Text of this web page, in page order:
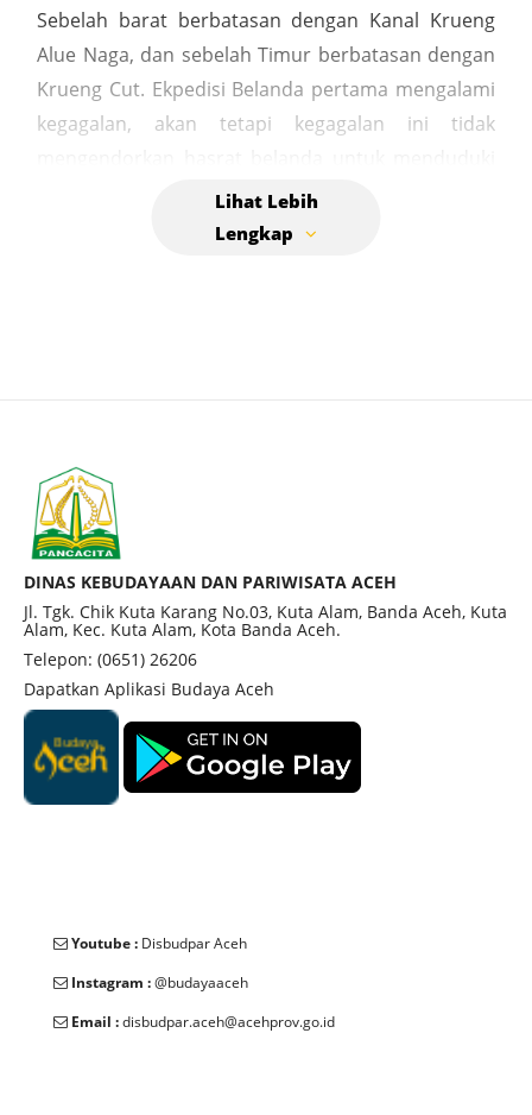
Sebelah barat berbatasan dengan Kanal Krueng
Alue Naga, dan sebelah Timur berbatasan dengan
Krueng Cut. Ekpedisi Belanda pertama mengalami
kegagalan, akan tetapi kegagalan ini tidak
wilayah kerajaan Aceh Darrusalam hal ini terbukti
dengan adanya Ekspedisi kedua yang tiba di Aceh
DINAS KEBUDAYAAN DAN PARIWISATA ACEH
Jl. Tgk. Chik Kuta Karang No.03, Kuta Alam, Banda Aceh, Kuta
Alam, Kec. Kuta Alam, Kota Banda Aceh.
Telepon: (0651) 26206
Dapatkan Aplikasi Budaya Aceh
Youtube : Disbudpar Aceh
Instagram :@budayaaceh
Email :disbudpar.aceh@acehprov.go.id